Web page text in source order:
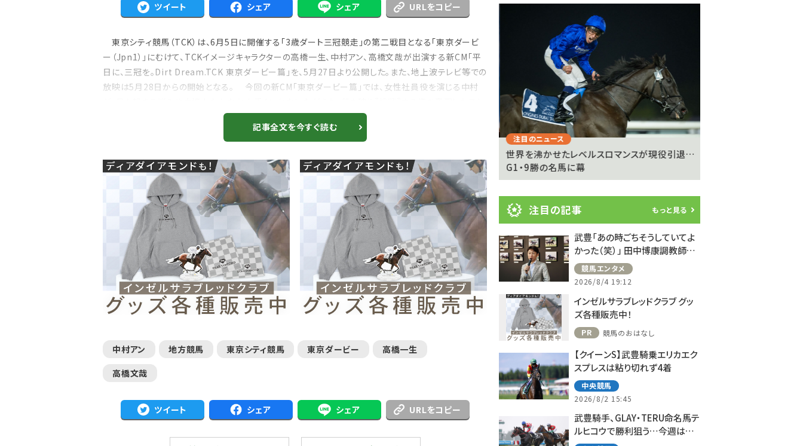
ツイート シェア シェア URLをコピー
東京シティ競馬（TCK）は、6月5日に開催する「3歳ダート三冠競走」の第二戦目となる「東京ダービ
ー（Jpn1）」にむけて、TCKイメージキャラクターの高橋一生、中村アン、高橋文哉が出演する新CM「平
日に、三冠を。Dirt Dream.TCK 東京ダービー篇」を、5月27日より公開した。また、地上波テレビ等での
放映は5月28日からの開始となる。 今回の新CM「東京ダービー篇」では、女性社員役を演じる中村
記事全文を今すぐ読む
中村アン 地方競馬 東京シティ競馬 東京ダービー
高橋一生
高橋文哉
ツイート シェア シェア URLをコピー
ュ
の”異次元の強さ”「ゴール...
へ覚悟「今年は間違いな...
注目のニュース
世界を沸かせたレベルスロマンスが現役引退…
G1・9勝の名馬に幕
注目の記事 もっと見る
武豊「あの時ごちそうしていてよ
かった（笑）」 田中博康調教師と
のフランスでの思い出を語る
競馬エンタメ
2026/8/4 19:12
インゼルサラブレッドクラブ グッ
ズ各種販売中！
PR 競馬のおはなし
【クイーンS】武豊騎乗エリカエク
スプレスは粘り切れず4着
中央競馬
2026/8/2 15:45
武豊騎手、GLAY・TERU命名馬テ
ルヒコウで勝利狙う…今週は札